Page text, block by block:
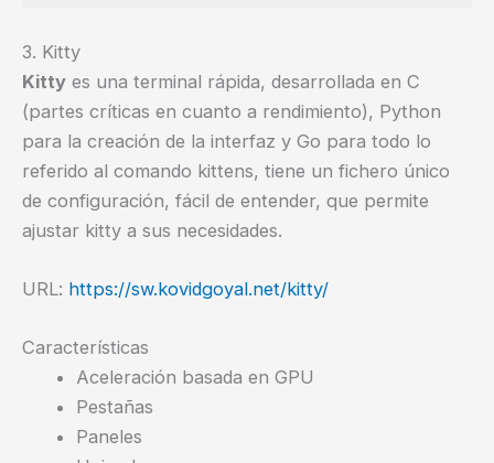
3. Kitty
Kitty es una terminal rápida, desarrollada en C
(partes críticas en cuanto a rendimiento), Python
para la creación de la interfaz y Go para todo lo
referido al comando kittens, tiene un fichero único
de configuración, fácil de entender, que permite
ajustar kitty a sus necesidades.
URL: https://sw.kovidgoyal.net/kitty/
Características
Aceleración basada en GPU
Pestañas
Paneles